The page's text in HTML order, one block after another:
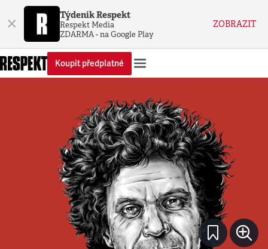
× Týdeník Respekt
Respekt Media
ZDARMA - na Google Play
ZOBRAZIT
Koupit předplatné